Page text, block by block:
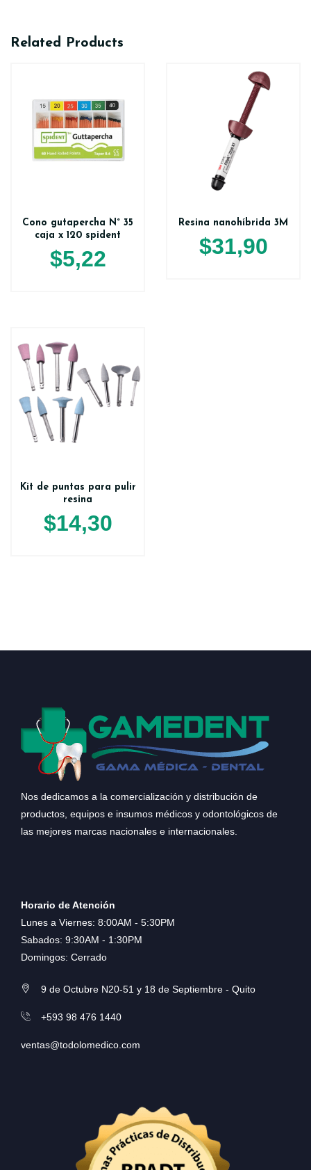
Related Products
Cono gutapercha N° 35
caja x 120 spident
$5,22
Resina nanohíbrida 3M
$31,90
Kit de puntas para pulir
resina
$14,30
Nos dedicamos a la comercialización y distribución de
productos, equipos e insumos médicos y odontológicos de
las mejores marcas nacionales e internacionales.
Horario de Atención
Lunes a Viernes: 8:00AM - 5:30PM
Sabados: 9:30AM - 1:30PM
Domingos: Cerrado
9 de Octubre N20-51 y 18 de Septiembre - Quito
+593 98 476 1440
ventas@todolomedico.com